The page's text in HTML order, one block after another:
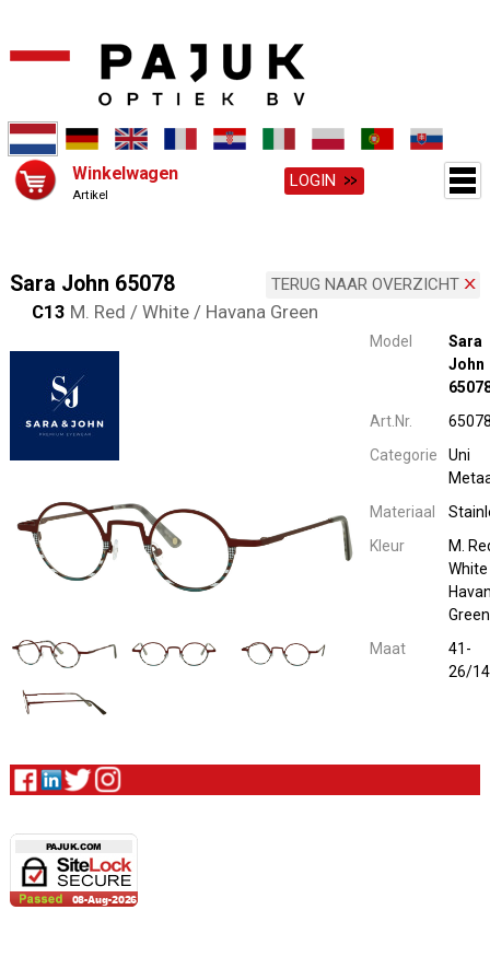
Winkelwagen
Artikel
LOGIN
TERUG NAAR OVERZICHT
Sara John 65078
C13 M. Red / White / Havana Green
Model
Sara
John
Art.Nr.
Categorie
Uni
Materiaal
Kleur
M.
Green
Maat
41-
26/